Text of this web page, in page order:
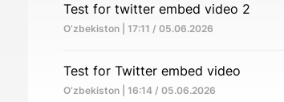
Test for twitter embed video 2
O‘zbekiston | 17:11 / 05.06.2026
Test for Twitter embed video
O‘zbekiston | 16:14 / 05.06.2026